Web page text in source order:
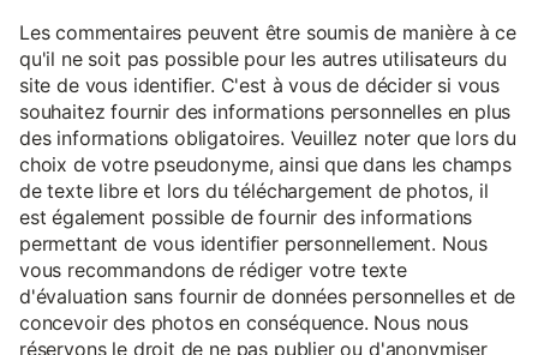
Les commentaires peuvent être soumis de manière à ce
qu'il ne soit pas possible pour les autres utilisateurs du
site de vous identifier. C'est à vous de décider si vous
souhaitez fournir des informations personnelles en plus
des informations obligatoires. Veuillez noter que lors du
choix de votre pseudonyme, ainsi que dans les champs
de texte libre et lors du téléchargement de photos, il
est également possible de fournir des informations
permettant de vous identifier personnellement. Nous
vous recommandons de rédiger votre texte
d'évaluation sans fournir de données personnelles et de
concevoir des photos en conséquence. Nous nous
réservons le droit de ne pas publier ou d'anonymiser